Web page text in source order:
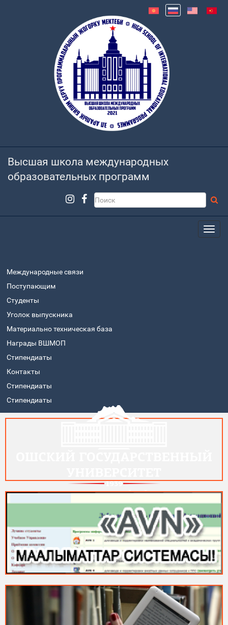
Высшая школа международных
образовательных программ
Международные связи
Поступающим
Студенты
Уголок выпускника
Материально техническая база
Награды ВШМОП
Стипендиаты
Контакты
Стипендиаты
Стипендиаты